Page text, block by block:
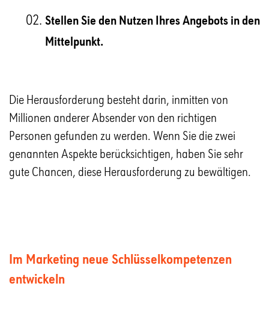
Stellen Sie den Nutzen Ihres Angebots in den
Mittelpunkt.
Die Herausforderung besteht darin, inmitten von
Millionen anderer Absender von den richtigen
Personen gefunden zu werden. Wenn Sie die zwei
genannten Aspekte berücksichtigen, haben Sie sehr
gute Chancen, diese Herausforderung zu bewältigen.
Im Marketing neue Schlüsselkompetenzen
entwickeln